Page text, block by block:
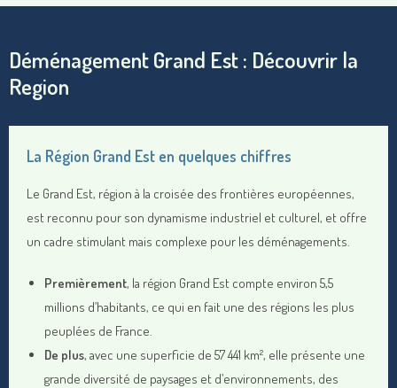
Déménagement Grand Est : Découvrir la
Region
La Région Grand Est en quelques chiffres
Le Grand Est, région à la croisée des frontières européennes,
est reconnu pour son dynamisme industriel et culturel, et offre
un cadre stimulant mais complexe pour les déménagements.
Premièrement, la région Grand Est compte environ 5,5
millions d’habitants, ce qui en fait une des régions les plus
peuplées de France.
De plus, avec une superficie de 57 441 km², elle présente une
grande diversité de paysages et d’environnements, des